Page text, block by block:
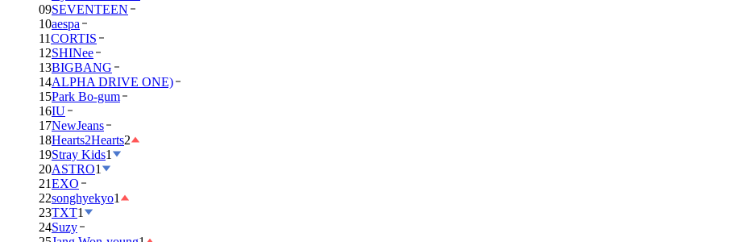
09SEVENTEEN
10aespa
11CORTIS
12SHINee
13BIGBANG
14ALPHA DRIVE ONE)
15Park Bo-gum
16IU
17NewJeans
18Hearts2Hearts2
19Stray Kids1
20ASTRO1
21EXO
22songhyekyo1
23TXT1
24Suzy